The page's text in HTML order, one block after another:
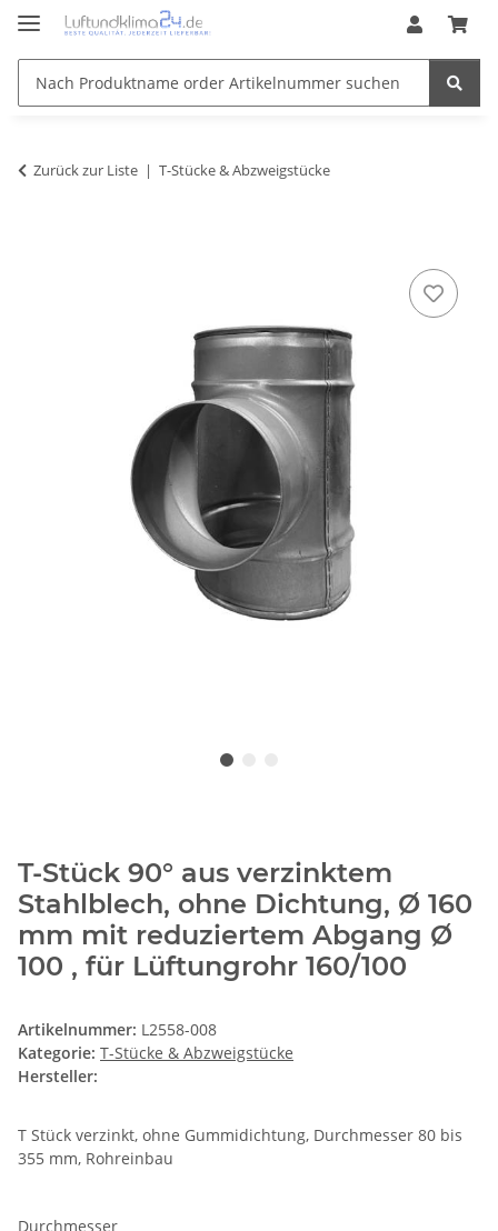
Zurück zur Liste T-Stücke & Abzweigstücke
T-Stück 90° aus verzinktem
Stahlblech, ohne Dichtung, Ø 160
mm mit reduziertem Abgang Ø
100 , für Lüftungrohr 160/100
Artikelnummer: L2558-008
Kategorie: T-Stücke & Abzweigstücke
Hersteller:
T Stück verzinkt, ohne Gummidichtung, Durchmesser 80 bis
355 mm, Rohreinbau
Durchmesser